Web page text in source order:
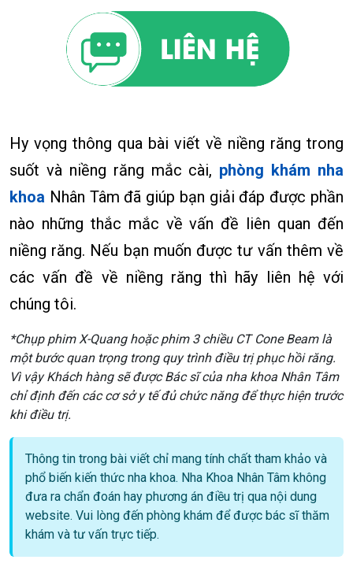
Hy vọng thông qua bài viết về niềng răng trong
suốt và niềng răng mắc cài, phòng khám nha
khoa Nhân Tâm đã giúp bạn giải đáp được phần
nào những thắc mắc về vấn đề liên quan đến
niềng răng. Nếu bạn muốn được tư vấn thêm về
các vấn đề về niềng răng thì hãy liên hệ với
chúng tôi.
*Chụp phim X-Quang hoặc phim 3 chiều CT Cone Beam là
một bước quan trọng trong quy trình điều trị phục hồi răng.
Vì vậy Khách hàng sẽ được Bác sĩ của nha khoa Nhân Tâm
chỉ định đến các cơ sở y tế đủ chức năng để thực hiện trước
khi điều trị.
Thông tin trong bài viết chỉ mang tính chất tham khảo và
phổ biến kiến thức nha khoa. Nha Khoa Nhân Tâm không
đưa ra chẩn đoán hay phương án điều trị qua nội dung
website. Vui lòng đến phòng khám để được bác sĩ thăm
khám và tư vấn trực tiếp.